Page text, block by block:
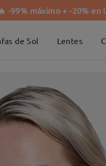
-99% máximo + -20% en
de Sol Lentes